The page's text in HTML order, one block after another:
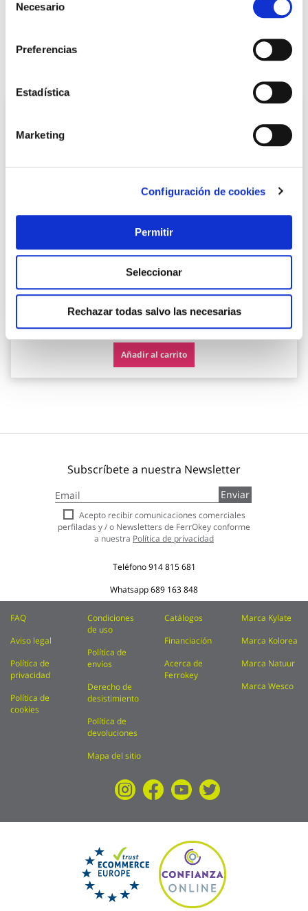
Necesario
Preferencias
Estadística
Marketing
Configuración de cookies
Permitir
Seleccionar
Rechazar todas salvo las necesarias
Zapato seguridad s3s sr esd red lion imperius talla 39 u-
power
91,71 €
Añadir al carrito
Subscríbete a nuestra Newsletter
a
nuestro
boletín
de
Enviar
Acepto recibir comunicaciones comerciales
perfiladas y / o Newsletters de FerrOkey conforme
a nuestra Política de privacidad
Teléfono914 815 681
Whatsapp689 163 848
FAQ
Aviso legal
Política de
privacidad
Política de
cookies
Condiciones
de uso
Política de
envíos
Derecho de
desistimiento
Política de
devoluciones
Mapa del sitio
Catálogos
Financiación
Acerca de
Ferrokey
Marca Kylate
Marca Kolorea
Marca Natuur
Marca Wesco